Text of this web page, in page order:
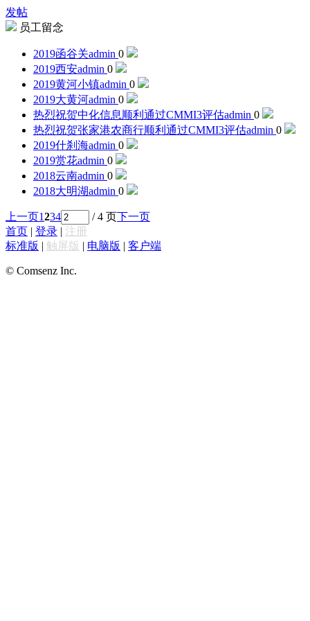
发帖
员工留念
2019函谷关admin 0
2019西安admin 0
2019黄河小镇admin 0
2019大黄河admin 0
热烈祝贺中化信息顺利通过CMMI3评估admin 0
热烈祝贺张家港农商行顺利通过CMMI3评估admin 0
2019什刹海admin 0
2019赏花admin 0
2018云南admin 0
2018大明湖admin 0
上一页1234 / 4 页下一页
首页 | 登录 | 注册
标准版 | 触屏版 | 电脑版 | 客户端
© Comsenz Inc.